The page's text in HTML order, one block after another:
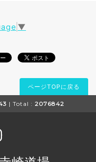
▼
ページTOPに戻る
| Total : 2076842